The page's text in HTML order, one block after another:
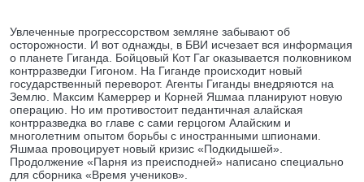
Увлеченные прогрессорством земляне забывают об
осторожности. И вот однажды, в БВИ исчезает вся информация
о планете Гиганда. Бойцовый Кот Гаг оказывается полковником
контрразведки Гигоном. На Гиганде происходит новый
государственный переворот. Агенты Гиганды внедряются на
Землю. Максим Камеррер и Корней Яшмаа планируют новую
операцию. Но им противостоит педантичная алайская
контрразведка во главе с сами герцогом Алайским и
многолетним опытом борьбы с иностранными шпионами.
Яшмаа провоцирует новый кризис «Подкидышей».
Продолжение «Парня из преисподней» написано специально
для сборника «Время учеников».